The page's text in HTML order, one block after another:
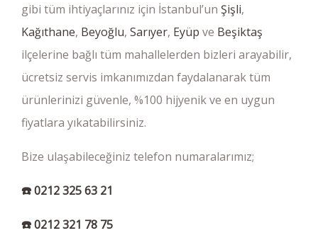
gibi tüm ihtiyaçlarınız için İstanbul’un Şişli,
Kağıthane, Beyoğlu, Sarıyer, Eyüp ve Beşiktaş
ilçelerine bağlı tüm mahallelerden bizleri arayabilir,
ücretsiz servis imkanımızdan faydalanarak tüm
ürünlerinizi güvenle, %100 hijyenik ve en uygun
fiyatlara yıkatabilirsiniz.
Bize ulaşabileceğiniz telefon numaralarımız;
☎️0212 325 63 21
☎️0212 321 78 75